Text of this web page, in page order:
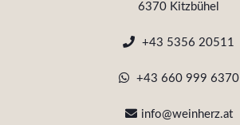
6370 Kitzbühel
+43 5356 20511
+43 660 999 6370
info@weinherz.at